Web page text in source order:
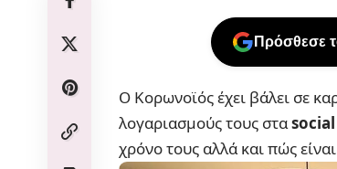
Πρόσθεσε
Ο Κορωνοϊός έχει βάλει σε
λογαριασμούς τους στα
χρόνο τους αλλά και πώς